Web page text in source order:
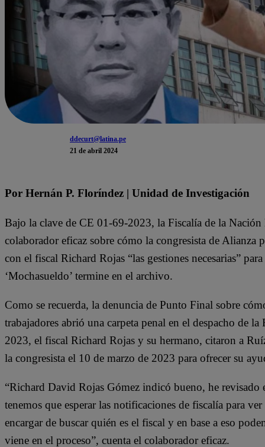
ddecurt@latina.pe
21 de abril 2024
Por Hernán P. Floríndez | Unidad de Investigación
Bajo la clave de CE 01-69-2023, la Fiscalía de la
colaborador eficaz sobre cómo la congresista de
con el fiscal Richard Rojas “las gestiones necesarias”
‘Mochasueldo’ termine en el archivo.
Como se recuerda, la denuncia de Punto Final sobre
trabajadores abrió una carpeta penal en el despacho de
2023, el fiscal Richard Rojas y su hermano, citaron a
la congresista el 10 de marzo de 2023 para ofrecer su
“Richard David Rojas Gómez indicó bueno, he revisado
tenemos que esperar las notificaciones de fiscalía para
encargar de buscar quién es el fiscal y en base a eso
viene en el proceso”, cuenta el colaborador eficaz.